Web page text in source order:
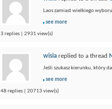
Laos zamiast wielkiego
see more
3 replies | 2931 view(s)
wisia replied to a thread
Jeśli szukasz kierunku, który
see more
48 replies | 20713 view(s)